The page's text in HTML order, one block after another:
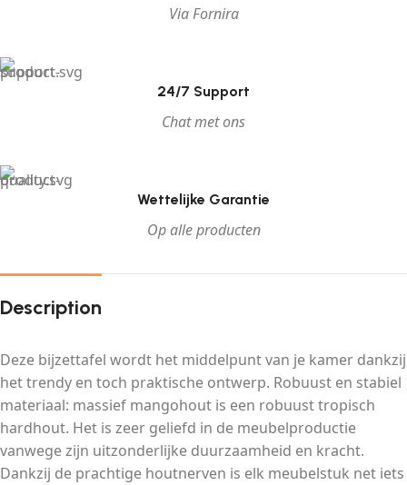
Via Fornira
24/7 Support
Chat met ons
Wettelijke Garantie
Op alle producten
Description
Deze bijzettafel wordt het middelpunt van je kamer dankzij
het trendy en toch praktische ontwerp. Robuust en stabiel
materiaal: massief mangohout is een robuust tropisch
hardhout. Het is zeer geliefd in de meubelproductie
vanwege zijn uitzonderlijke duurzaamheid en kracht.
Dankzij de prachtige houtnerven is elk meubelstuk net iets